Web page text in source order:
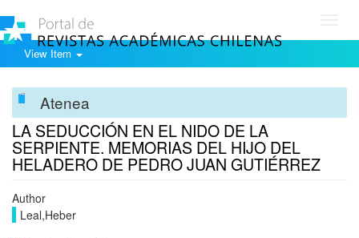
View Item
Atenea
LA SEDUCCIÓN EN EL NIDO DE LA
SERPIENTE. MEMORIAS DEL HIJO DEL
HELADERO DE PEDRO JUAN GUTIÉRREZ
Author
Leal,Heber